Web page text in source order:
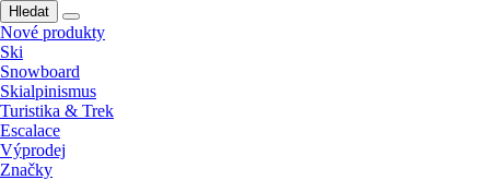
Hledat
Nové produkty
Ski
Snowboard
Skialpinismus
Turistika & Trek
Escalace
Výprodej
Značky